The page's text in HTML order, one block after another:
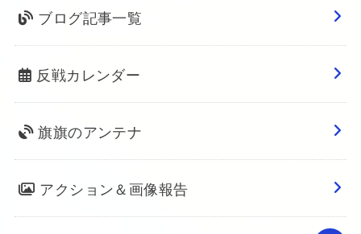
ブログ記事一覧
反戦カレンダー
旗旗のアンテナ
アクション＆画像報告